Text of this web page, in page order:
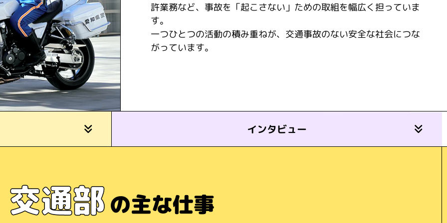
許業務など、事故を「起こさない」ための取組を幅広く担っていま
す。
一つひとつの活動の積み重ねが、交通事故のない安全な社会につな
がっています。
インタビュー
交通部 の主な仕事